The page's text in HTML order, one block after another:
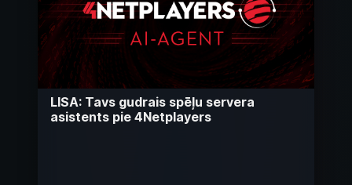
LISA: Tavs gudrais spēļu servera
asistents pie 4Netplayers